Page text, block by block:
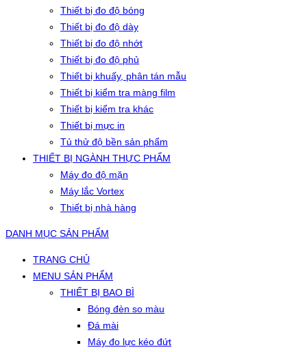
Thiết bị đo độ bóng
Thiết bị đo độ dày
Thiết bị đo độ nhớt
Thiết bị đo độ phủ
Thiết bị khuấy, phân tán mẫu
Thiết bị kiểm tra màng film
Thiết bị kiểm tra khác
Thiết bị mực in
Tủ thử độ bền sản phẩm
THIẾT BỊ NGÀNH THỰC PHẨM
Máy đo độ mặn
Máy lắc Vortex
Thiết bị nhà hàng
DANH MỤC SẢN PHẨM
TRANG CHỦ
MENU SẢN PHẨM
THIẾT BỊ BAO BÌ
Bóng đèn so màu
Đá mài
Máy đo lực kéo đứt